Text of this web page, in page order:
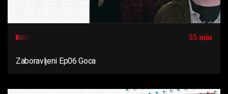
55 min
Zaboravljeni Ep06 Goca